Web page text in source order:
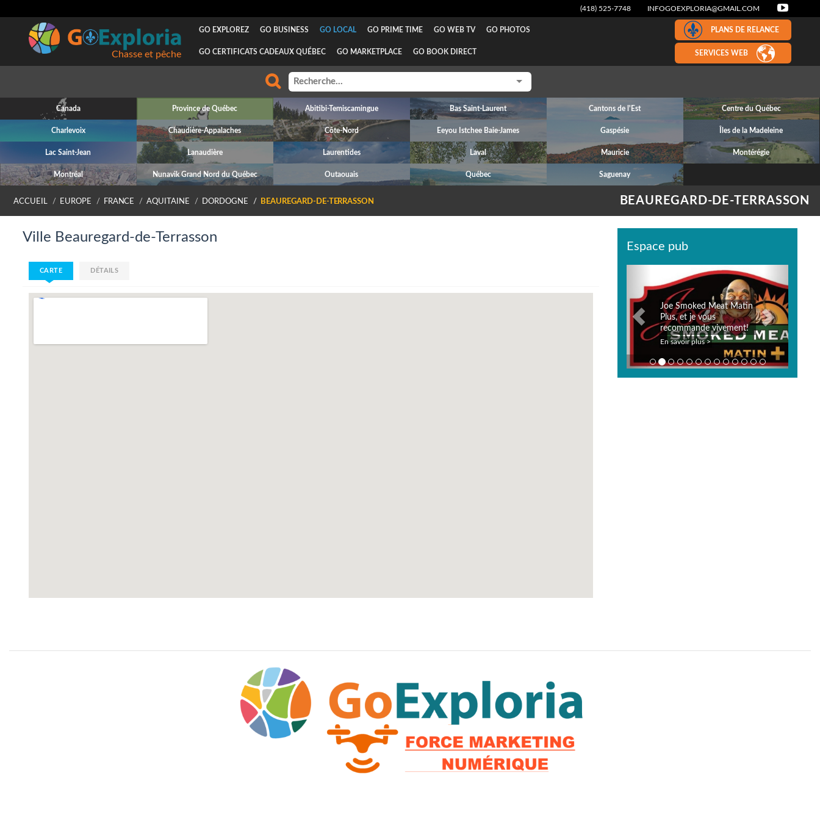
(418) 525-7748 INFOGOEXPLORIA@GMAIL.COM
Chasse et pêche
GO EXPLOREZ GO BUSINESS GO LOCAL GO PRIME TIME GO WEB TV GO PHOTOS
GO CERTIFICATS CADEAUX QUÉBEC GO MARKETPLACE GO BOOK DIRECT
PLANS DE RELANCE
SERVICES WEB
Canada Province de Québec Abitibi-Temiscamingue Bas Saint-Laurent Cantons de l'Est Centre du Québec
Charlevoix Chaudière-Appalaches Côte-Nord Eeyou Istchee Baie-James Gaspésie Îles de la Madeleine
Lac Saint-Jean Lanaudière Laurentides Laval Mauricie Montérégie
Montréal Nunavik Grand Nord du Québec Outaouais Québec Saguenay
BEAUREGARD-DE-TERRASSON
ACCUEIL EUROPE FRANCE AQUITAINE DORDOGNE BEAUREGARD-DE-TERRASSON
Ville Beauregard-de-Terrasson
CARTE DÉTAILS
Espace pub
Joe Smoked Meat Matin
Plus, et je vous
recommande vivement!
En savoir plus >